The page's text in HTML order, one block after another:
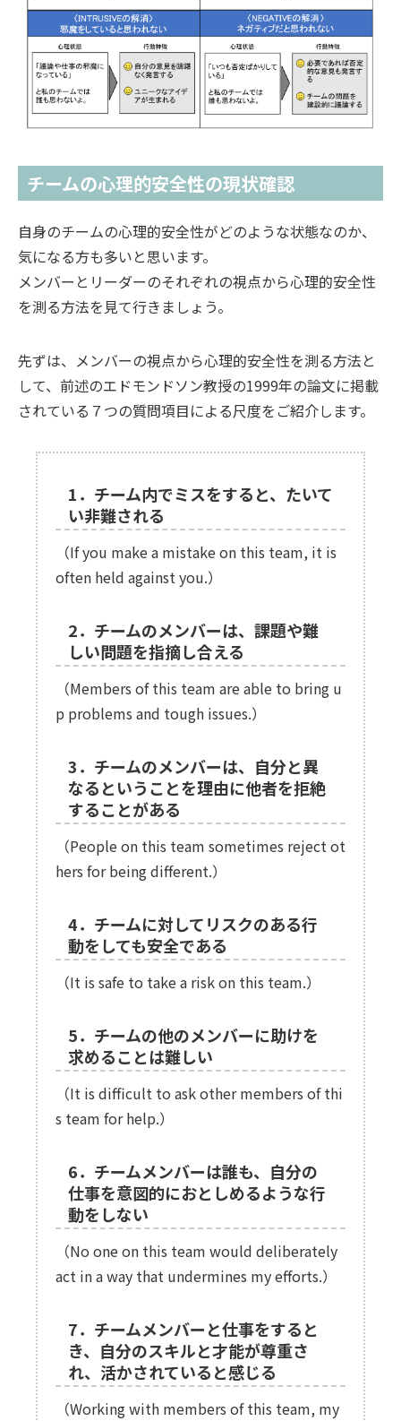
チームの心理的安全性の現状確認
自身のチームの心理的安全性がどのような状態なのか、
気になる方も多いと思います。
メンバーとリーダーのそれぞれの視点から心理的安全性
を測る方法を見て行きましょう。
先ずは、メンバーの視点から心理的安全性を測る方法と
して、前述のエドモンドソン教授の1999年の論文に掲載
されている７つの質問項目による尺度をご紹介します。
1．チーム内でミスをすると、たいて
い非難される
（If you make a mistake on this team, it is
often held against you.）
2．チームのメンバーは、課題や難
しい問題を指摘し合える
（Members of this team are able to bring u
p problems and tough issues.）
3．チームのメンバーは、自分と異
なるということを理由に他者を拒絶
することがある
（People on this team sometimes reject ot
hers for being different.）
4．チームに対してリスクのある行
動をしても安全である
（It is safe to take a risk on this team.）
5．チームの他のメンバーに助けを
求めることは難しい
（It is difficult to ask other members of thi
s team for help.）
6．チームメンバーは誰も、自分の
仕事を意図的におとしめるような行
動をしない
（No one on this team would deliberately
act in a way that undermines my efforts.）
7．チームメンバーと仕事をすると
き、自分のスキルと才能が尊重さ
れ、活かされていると感じる
（Working with members of this team, my